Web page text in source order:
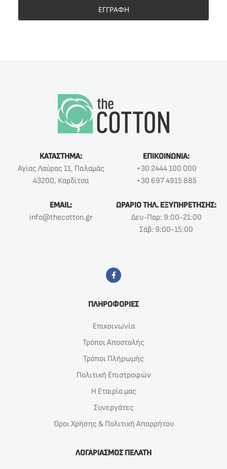
ΕΓΓΡΑΦΗ
ΚΑΤΑΣΤΗΜΑ:
Αγίας Λαύρας 11, Παλαμάς
43200, Καρδίτσα
ΕΠΙΚΟΙΝΩΝΙΑ:
+30 2444 100 000
+30 697 4915 885
EMAIL:
info@thecotton.gr
ΩΡΑΡΙΟ ΤΗΛ. ΕΞΥΠΗΡΕΤΗΣΗΣ:
Δευ-Παρ: 9:00-21:00
Σάβ: 9:00-15:00
ΠΛΗΡΟΦΟΡΙΕΣ
Επικοινωνία
Τρόποι Αποστολής
Τρόποι Πλήρωμής
Πολιτική Επιστροφών
Η Εταιρία μας
Συνεργάτες
Όροι Χρήσης & Πολιτική Απορρήτου
ΛΟΓΑΡΙΑΣΜΟΣ ΠΕΛΑΤΗ